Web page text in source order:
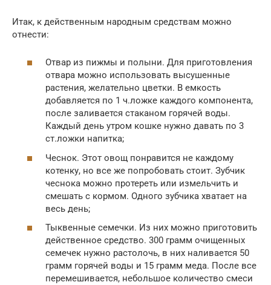
Итак, к действенным народным средствам можно
отнести:
Отвар из пижмы и полыни. Для приготовления
отвара можно использовать высушенные
растения, желательно цветки. В емкость
добавляется по 1 ч.ложке каждого компонента,
после заливается стаканом горячей воды.
Каждый день утром кошке нужно давать по 3
ст.ложки напитка;
Чеснок. Этот овощ понравится не каждому
котенку, но все же попробовать стоит. Зубчик
чеснока можно протереть или измельчить и
смешать с кормом. Одного зубчика хватает на
весь день;
Тыквенные семечки. Из них можно приготовить
действенное средство. 300 грамм очищенных
семечек нужно растолочь, в них наливается 50
грамм горячей воды и 15 грамм меда. После все
перемешивается, небольшое количество смеси